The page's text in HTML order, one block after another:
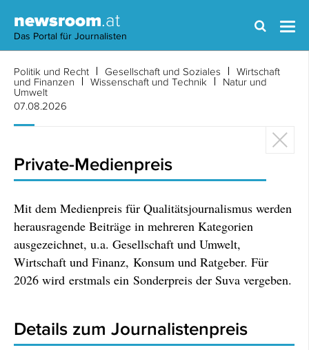
newsroom.at
Das Portal für Journalisten
Politik und Recht Gesellschaft und Soziales
Wirtschaft
und Finanzen
Wissenschaft und Technik
Natur und
Umwelt
07.08.2026
Private-Medienpreis
Mit dem Medienpreis für Qualitätsjournalismus werden
herausragende Beiträge in mehreren Kategorien
ausgezeichnet, u.a. Gesellschaft und Umwelt,
Wirtschaft und Finanz, Konsum und Ratgeber. Für
2026 wird erstmals ein Sonderpreis der Suva vergeben.
Details zum Journalistenpreis